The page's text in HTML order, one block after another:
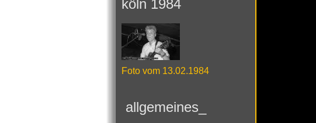
köln 1984
Foto vom 13.02.1984
allgemeines_